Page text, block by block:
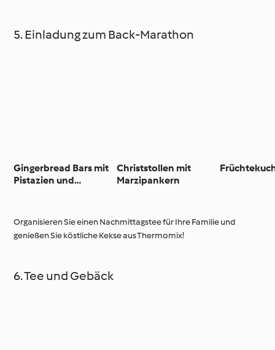
5. Einladung zum Back-Marathon
Gingerbread Bars mit
Pistazien und
Christstollen mit
Marzipankern
Organisieren Sie einen Nachmittagstee für Ihre Familie und
genießen Sie köstliche Kekse aus Thermomix!
6. Tee und Gebäck